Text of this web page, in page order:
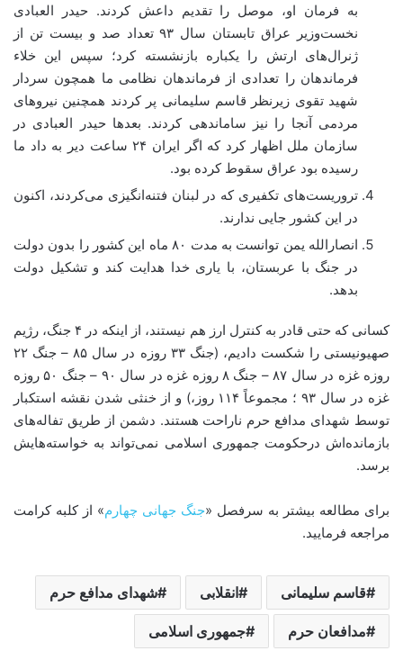
به فرمان او، موصل را تقدیم داعش کردند. حیدر العبادی
نخست‌وزیر عراق تابستان سال ۹۳ تعداد صد و بیست تن از
ژنرال‌های ارتش را یکباره بازنشسته کرد؛ سپس این خلاء
فرماندهان را تعدادی از فرماندهان نظامی ما همچون سردار
شهید تقوی زیرنظر قاسم سلیمانی پر کردند همچنین نیروهای
مردمی آنجا را نیز ساماندهی کردند. بعدها حیدر العبادی در
سازمان ملل اظهار کرد که اگر ایران ۲۴ ساعت دیر به داد ما
رسیده بود عراق سقوط کرده بود.
تروریست‌های تکفیری که در لبنان فتنه‌انگیزی می‌کردند، اکنون
در این کشور جایی ندارند.
انصارالله یمن توانست به مدت ۸۰ ماه این کشور را بدون دولت
در جنگ با عربستان، با یاری خدا هدایت کند و تشکیل دولت
بدهد.
کسانی که حتی قادر به کنترل ارز هم نیستند، از اینکه در ۴ جنگ، رژیم
صهیونیستی را شکست دادیم، (جنگ ۳۳ روزه در سال ۸۵ – جنگ ۲۲
روزه غزه در سال ۸۷ – جنگ ۸ روزه غزه در سال ۹۰ – جنگ ۵۰ روزه
غزه در سال ۹۳ ؛ مجموعاً ۱۱۴ روز،) و از خنثی شدن نقشه استکبار
توسط شهدای مدافع حرم ناراحت هستند. دشمن از طریق تفاله‌های
بازمانده‌اش درحکومت جمهوری اسلامی نمی‌تواند به خواسته‌هایش
برسد.
برای مطالعه بیشتر به سرفصل «جنگ جهانی چهار م» از کلبه کرامت
مراجعه فرمایید.
قاسم سلیمانی انقلابی شهدای مدافع حرم
مدافعان حرم جمهوری اسلامی